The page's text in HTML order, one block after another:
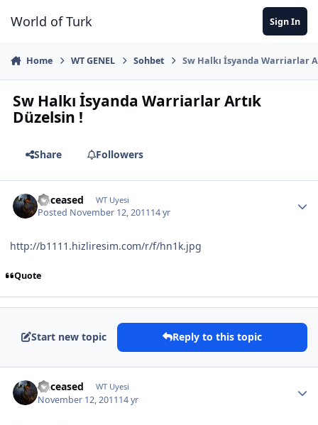
World of Turk Sign In
Home WT GENEL Sohbet Sw Halkı İsyanda Warriarlar
Sw Halkı İsyanda Warriarlar Artık
Düzelsin !
Share Followers
Deceased WT Uyesi
Posted November 12, 201114 yr
http://b1111.hizliresim.com/r/f/hn1k.jpg
Quote
Start new topic Reply to this topic
Deceased WT Uyesi
November 12, 201114 yr